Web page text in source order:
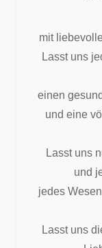
mit
Lasst uns
einen
und eine
Lasst uns
und
jedes
Lasst uns